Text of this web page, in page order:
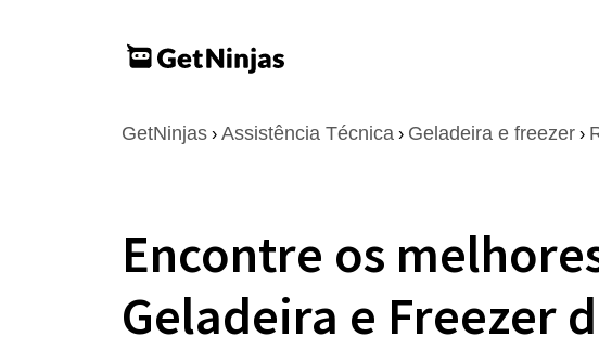
GetNinjas › Assistência Técnica › Geladeira e freezer ›
Encontre os
Geladeira e Freezer